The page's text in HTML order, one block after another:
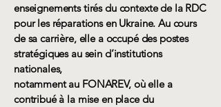
enseignements tirés du contexte de la RDC
pour les réparations en Ukraine. Au cours
de sa carrière, elle a occupé des postes
stratégiques au sein d’institutions
nationales,
notamment au FONAREV, où elle a
contribué à la mise en place du